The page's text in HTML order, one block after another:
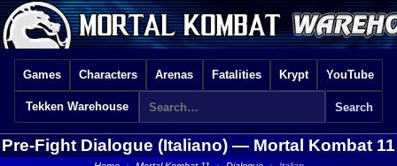
Games Characters Arenas Fatalities Krypt YouTube
Tekken Warehouse
Pre-Fight Dialogue (Italiano) — Mortal Kombat 11